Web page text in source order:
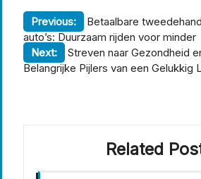
Berichtnavigatie
Previous:
Betaalbare
auto’s: Duurzaam rijden voor minder
Next:
Streven naar Gezondheid
Belangrijke Pijlers van een Gelukkig
Related